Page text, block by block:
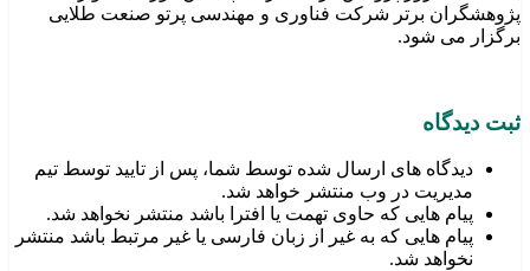
پژوهشگران برتر شرکت فناوری و مهندسی پرتو صنعت طلایی
برگزار می شود.
ثبت دیدگاه
دیدگاه های ارسال شده توسط شما، پس از تایید توسط تیم
مدیریت در وب منتشر خواهد شد.
پیام هایی که حاوی تهمت یا افترا باشد منتشر نخواهد شد.
پیام هایی که به غیر از زبان فارسی یا غیر مرتبط باشد منتشر
نخواهد شد.